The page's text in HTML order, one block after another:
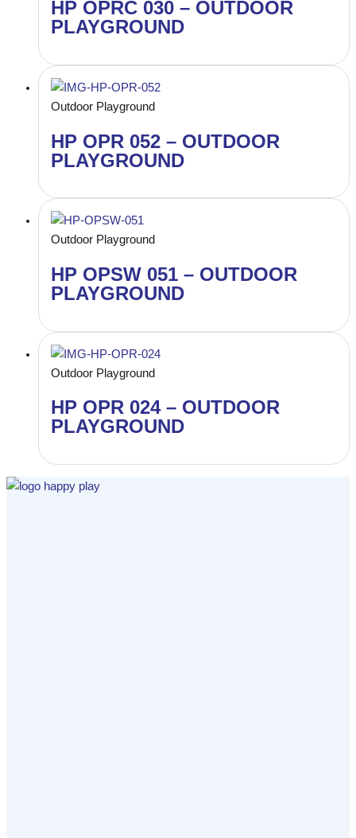
HP OPRC 030 – OUTDOOR
PLAYGROUND
Outdoor Playground
HP OPR 052 – OUTDOOR
PLAYGROUND
Outdoor Playground
HP OPSW 051 – OUTDOOR
PLAYGROUND
Outdoor Playground
HP OPR 024 – OUTDOOR
PLAYGROUND